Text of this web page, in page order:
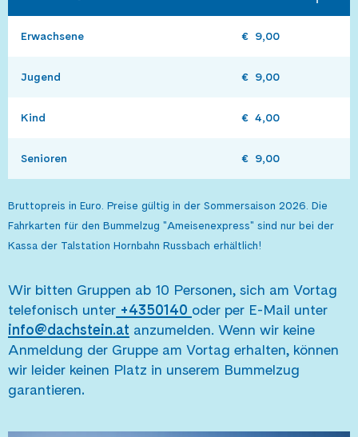
Erwachsene €  9,00
Jugend €  9,00
Kind €  4,00
Senioren €  9,00
Bruttopreis in Euro. Preise gültig in der Sommersaison 2026. Die
Fahrkarten für den Bummelzug "Ameisenexpress" sind nur bei der
Kassa der Talstation Hornbahn Russbach erhältlich!
Wir bitten Gruppen ab 10 Personen, sich am Vortag
telefonisch unter +4350140 oder per E-Mail unter
info@dachstein.at anzumelden. Wenn wir keine
Anmeldung der Gruppe am Vortag erhalten, können
wir leider keinen Platz in unserem Bummelzug
garantieren.